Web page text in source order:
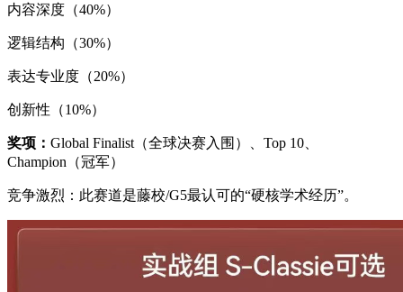
内容深度（40%）
逻辑结构（30%）
表达专业度（20%）
创新性（10%）
奖项： Global Finalist（全球决赛入围）、Top 10、
Champion（冠军）
竞争激烈：此赛道是藤校/G5最认可的“硬核学术经历”。